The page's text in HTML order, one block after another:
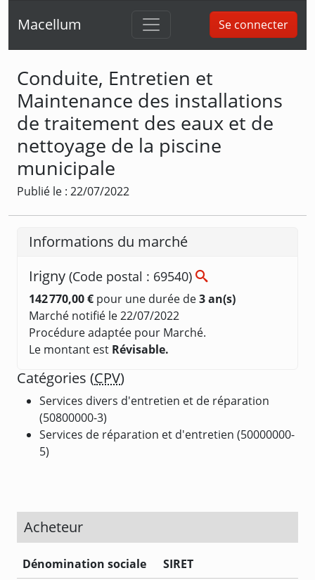
Macellum Se connecter
Conduite, Entretien et
Maintenance des installations
de traitement des eaux et de
nettoyage de la piscine
municipale
Publié le : 22/07/2022
Informations du marché
Irigny (Code postal : 69540)
142 770,00 € pour une durée de3 an(s)
Marché notifié le 22/07/2022
Procédure adaptée pour Marché.
Le montant est Révisable.
Catégories (CPV)
Services divers d'entretien et de réparation
(50800000-3)
Services de réparation et d'entretien (50000000-
5)
Acheteur
Dénomination sociale
SIRET